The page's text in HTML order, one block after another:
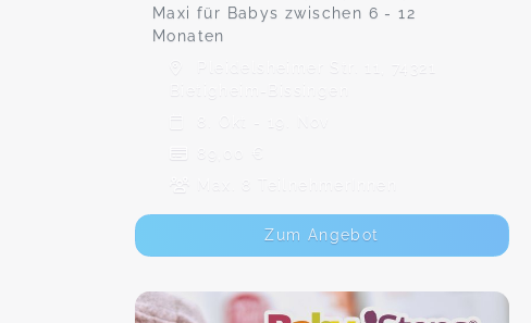
Maxi für Babys zwischen 6 - 12
Monaten
Pleidelsheimer Str. 11, 74321
Bietigheim-Bissingen
8. Okt - 19. Nov
89,00 €
Max. 8 TeilnehmerInnen
Zum Angebot